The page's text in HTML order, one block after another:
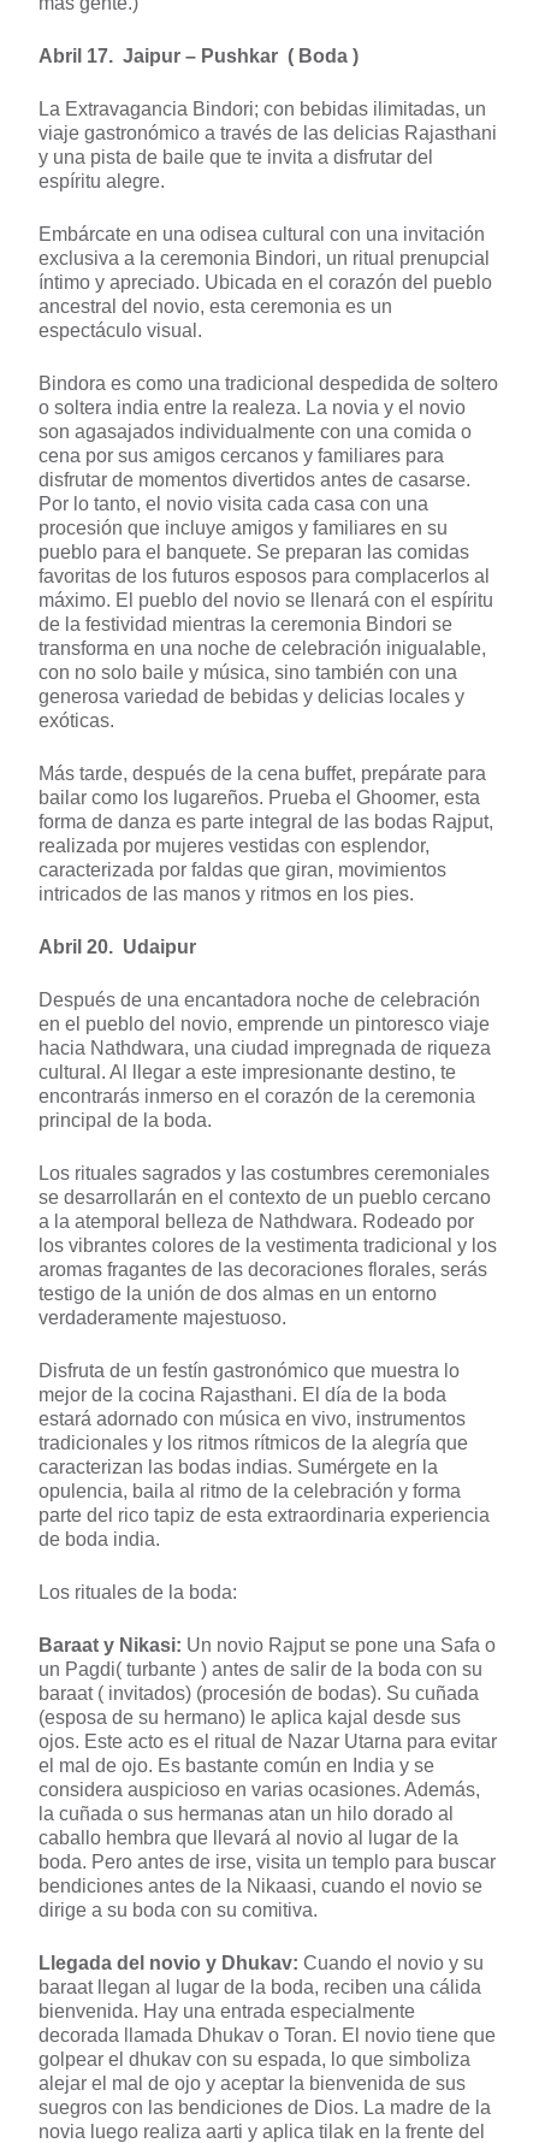
Abril 17. Jaipur – Pushkar ( Boda )
La Extravagancia Bindori; con bebidas ilimitadas, un
viaje gastronómico a través de las delicias Rajasthani
y una pista de baile que te invita a disfrutar del
espíritu alegre.
Embárcate en una odisea cultural con una invitación
exclusiva a la ceremonia Bindori, un ritual prenupcial
íntimo y apreciado. Ubicada en el corazón del pueblo
ancestral del novio, esta ceremonia es un
espectáculo visual.
Bindora es como una tradicional despedida de soltero
o soltera india entre la realeza. La novia y el novio
son agasajados individualmente con una comida o
cena por sus amigos cercanos y familiares para
disfrutar de momentos divertidos antes de casarse.
Por lo tanto, el novio visita cada casa con una
procesión que incluye amigos y familiares en su
pueblo para el banquete. Se preparan las comidas
favoritas de los futuros esposos para complacerlos al
máximo. El pueblo del novio se llenará con el espíritu
de la festividad mientras la ceremonia Bindori se
transforma en una noche de celebración inigualable,
con no solo baile y música, sino también con una
generosa variedad de bebidas y delicias locales y
exóticas.
Más tarde, después de la cena buffet, prepárate para
bailar como los lugareños. Prueba el Ghoomer, esta
forma de danza es parte integral de las bodas Rajput,
realizada por mujeres vestidas con esplendor,
caracterizada por faldas que giran, movimientos
intricados de las manos y ritmos en los pies.
Abril 20. Udaipur
Después de una encantadora noche de celebración
en el pueblo del novio, emprende un pintoresco viaje
hacia Nathdwara, una ciudad impregnada de riqueza
cultural. Al llegar a este impresionante destino, te
encontrarás inmerso en el corazón de la ceremonia
principal de la boda.
Los rituales sagrados y las costumbres ceremoniales
se desarrollarán en el contexto de un pueblo cercano
a la atemporal belleza de Nathdwara. Rodeado por
los vibrantes colores de la vestimenta tradicional y los
aromas fragantes de las decoraciones florales, serás
testigo de la unión de dos almas en un entorno
verdaderamente majestuoso.
Disfruta de un festín gastronómico que muestra lo
mejor de la cocina Rajasthani. El día de la boda
estará adornado con música en vivo, instrumentos
tradicionales y los ritmos rítmicos de la alegría que
caracterizan las bodas indias. Sumérgete en la
opulencia, baila al ritmo de la celebración y forma
parte del rico tapiz de esta extraordinaria experiencia
de boda india.
Los rituales de la boda:
Baraat y Nikasi: Un novio Rajput se pone una Safa o
un Pagdi( turbante ) antes de salir de la boda con su
baraat ( invitados) (procesión de bodas). Su cuñada
(esposa de su hermano) le aplica kajal desde sus
ojos. Este acto es el ritual de Nazar Utarna para evitar
el mal de ojo. Es bastante común en India y se
considera auspicioso en varias ocasiones. Además,
la cuñada o sus hermanas atan un hilo dorado al
caballo hembra que llevará al novio al lugar de la
boda. Pero antes de irse, visita un templo para buscar
bendiciones antes de la Nikaasi, cuando el novio se
dirige a su boda con su comitiva.
Llegada del novio y Dhukav: Cuando el novio y su
baraat llegan al lugar de la boda, reciben una cálida
bienvenida. Hay una entrada especialmente
decorada llamada Dhukav o Toran. El novio tiene que
golpear el dhukav con su espada, lo que simboliza
alejar el mal de ojo y aceptar la bienvenida de sus
suegros con las bendiciones de Dios. La madre de la
novia luego realiza aarti y aplica tilak en la frente del